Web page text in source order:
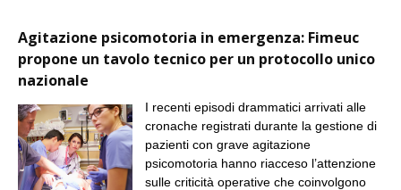
Agitazione psicomotoria in emergenza: Fimeuc
propone un tavolo tecnico per un protocollo unico
nazionale
I recenti episodi drammatici arrivati alle
cronache registrati durante la gestione di
pazienti con grave agitazione
psicomotoria hanno riacceso l’attenzione
sulle criticità operative che coinvolgono